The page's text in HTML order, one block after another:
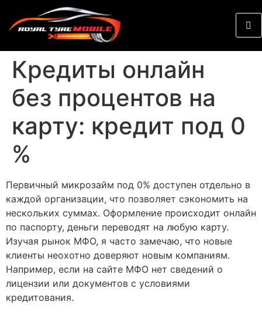
Кредиты онлайн
без процентов на
карту: кредит под 0
%
Первичный микрозайм под 0% доступен отдельно в
каждой организации, что позволяет сэкономить на
нескольких суммах. Оформление происходит онлайн
по паспорту, деньги переводят на любую карту.
Изучая рынок МФО, я часто замечаю, что новые
клиенты неохотно доверяют новым компаниям.
Например, если на сайте МФО нет сведений о
лицензии или документов с условиями
кредитования.